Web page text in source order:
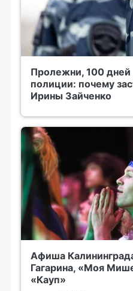
Пролежни, 100
полиции: почему
Ирины Зайченко
Афиша
Гагарина, «Моя
«Кауп»